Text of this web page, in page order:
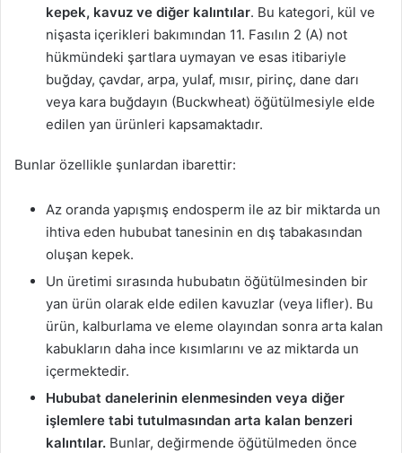
kepek, kavuz ve diğer kalıntılar. Bu kategori, kül ve
nişasta içerikleri bakımından 11. Fasılın 2 (A) not
hükmündeki şartlara uymayan ve esas itibariyle
buğday, çavdar, arpa, yulaf, mısır, pirinç, dane darı
veya kara buğdayın (Buckwheat) öğütülmesiyle elde
edilen yan ürünleri kapsamaktadır.
Bunlar özellikle şunlardan ibarettir:
Az oranda yapışmış endosperm ile az bir miktarda un
ihtiva eden hububat tanesinin en dış tabakasından
oluşan kepek.
Un üretimi sırasında hububatın öğütülmesinden bir
yan ürün olarak elde edilen kavuzlar (veya lifler). Bu
ürün, kalburlama ve eleme olayından sonra arta kalan
kabukların daha ince kısımlarını ve az miktarda un
içermektedir.
Hububat danelerinin elenmesinden veya diğer
işlemlere tabi tutulmasından arta kalan benzeri
kalıntılar. Bunlar, değirmende öğütülmeden önce